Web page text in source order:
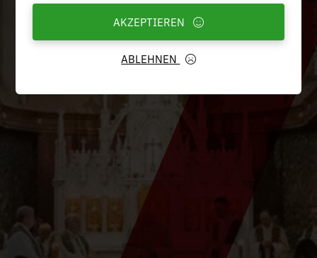
ABLEHNEN
AKZEPTIEREN